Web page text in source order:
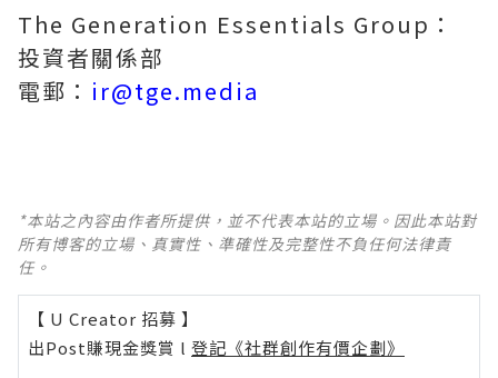
The Generation Essentials Group：
投資者關係部
電郵： ir@tge.media
*本站之內容由作者所提供，並不代表本站的立場。因此本站對
所有博客的立場、真實性、準確性及完整性不負任何法律責
任。
【 U Creator 招募 】
出Post賺現金獎賞 l 登記《社群創作有價企劃》